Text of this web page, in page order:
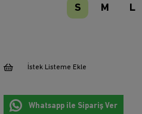
S M L
İstek Listeme Ekle
Whatsapp ile Sipariş Ver